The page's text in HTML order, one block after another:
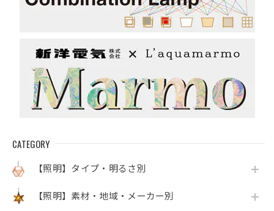
CATEGORY
【照明】タイプ・明るさ別
【照明】素材・地域・メーカー別